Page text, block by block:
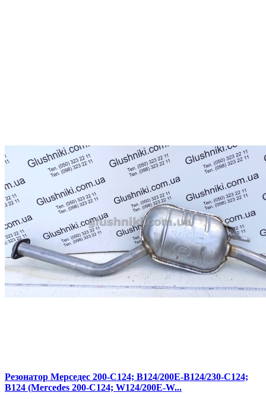
Резонатор Мерседес 200-С124; В124/200Е-В124/230-С124;
В124 (Mercedes 200-C124; W124/200E-W...